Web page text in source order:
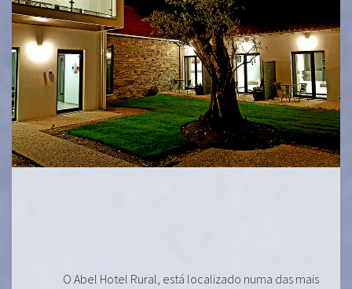
O Abel Hotel Rural, está localizado numa das mais